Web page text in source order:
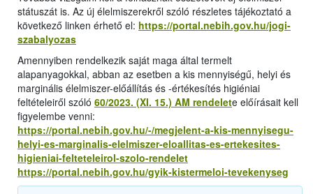
státuszát is. Az új élelmiszerekről szóló részletes tájékoztató a
következő linken érhető el: https://portal.nebih.gov.hu/jogi-
szabalyozas
Amennyiben rendelkezik saját maga által termelt
alapanyagokkal, abban az esetben a kis mennyiségű, helyi és
marginális élelmiszer-előállítás és -értékesítés higiéniai
feltételeiről szóló 60/2023. (XI. 15.) AM rendelete előírásait kell
figyelembe venni:
https://portal.nebih.gov.hu/-/megjelent-a-kis-mennyisegu-
helyi-es-marginalis-elelmiszer-eloallitas-es-ertekesites-
higieniai-felteteleirol-szolo-rendelet
https://portal.nebih.gov.hu/gyik-kistermeloi-tevekenyseg